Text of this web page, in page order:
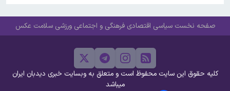
صفحه نخست سیاسی اقتصادی فرهنگی و اجتماعی ورزشی سلامت عکس
کلیه حقوق این سایت محفوظ است و متعلق به وبسایت خبری دیدبان ایران
میباشد